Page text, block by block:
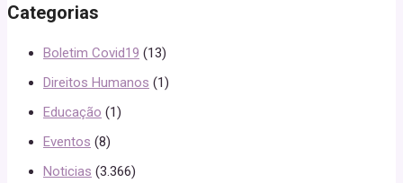
Categorias
Boletim Covid19 (13)
Direitos Humanos (1)
Educação (1)
Eventos (8)
Noticias (3.366)